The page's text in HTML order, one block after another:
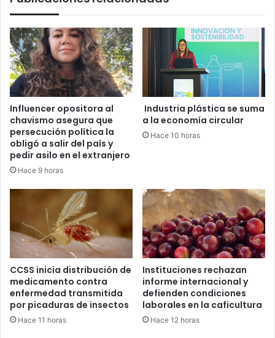
Influencer opositora al
chavismo asegura que
persecución política la
obligó a salir del país y
pedir asilo en el extranjero
Hace 9 horas
Industria plástica se suma
a la economía circular
Hace 10 horas
CCSS inicia distribución de
medicamento contra
enfermedad transmitida
por picaduras de insectos
Hace 11 horas
Instituciones rechazan
informe internacional y
defienden condiciones
laborales en la caficultura
Hace 12 horas